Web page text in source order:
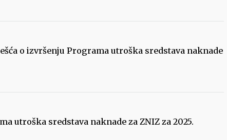
o izvršenju Programa utroška sredstava naknade
utroška sredstava naknade za ZNIZ za 2025.